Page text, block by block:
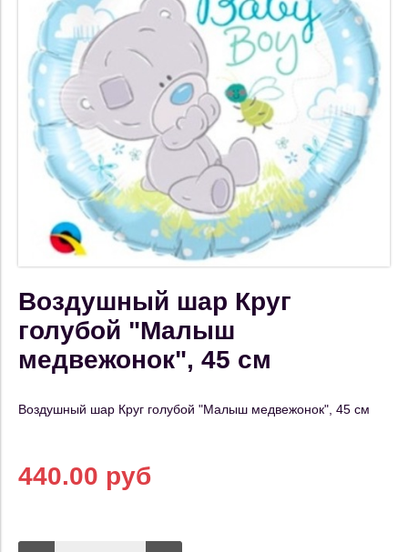
Воздушный шар Круг
голубой "Малыш
медвежонок", 45 см
Воздушный шар Круг голубой "Малыш медвежонок", 45 см
440.00 руб